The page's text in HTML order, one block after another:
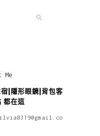
|隱形眼鏡|背包客攻
都在這